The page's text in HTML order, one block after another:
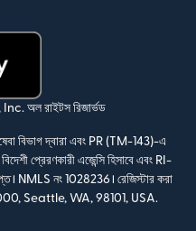
Inc. অল রাইটস রিজার্ভড
বিভাগ দ্বারা এবং PR (TM-143)-এ
প্রেরণকারী এজেন্সি হিসাবে এবং RI-
NMLS নং 1028236। রেজিস্টার করা
Seattle, WA, 98101, USA.